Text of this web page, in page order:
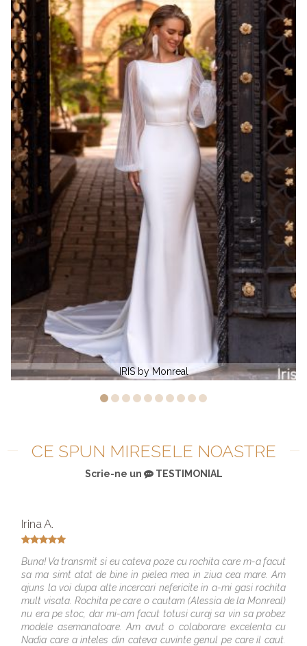
Rochie de mireasa lunga PEONIA by
CE SPUN MIRESELE NOASTRE
Scrie-ne un TESTIMONIAL
Irina A.
Buna! Va transmit si eu cateva poze cu rochita care m-a facut
sa ma simt atat de bine in pielea mea in ziua cea mare. Am
ajuns la voi dupa alte incercari nefericite in a-mi gasi rochita
mult visata. Rochita pe care o cautam (Alessia de la Monreal)
nu era pe stoc, dar mi-am facut totusi curaj sa vin sa probez
modele asemanatoare. Am avut o colaborare excelenta cu
Nadia care a inteles din cateva cuvinte genul pe care il caut.